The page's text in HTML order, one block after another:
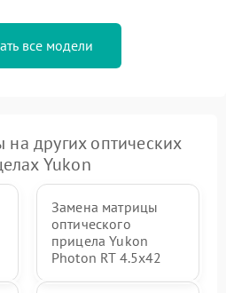
все модели
других оптических
Yukon
Замена матрицы
оптического
прицела Yukon
Photon RT 4.5x42